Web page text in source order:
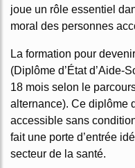
joue un rôle essentiel
moral des personnes
La formation pour
(Diplôme d’État d’Aide-
18 mois selon le
alternance). Ce diplôme
accessible sans
fait une porte d’entrée
secteur de la santé.